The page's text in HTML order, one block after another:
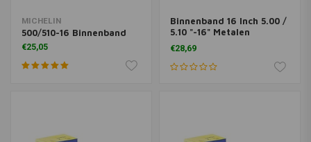
MICHELIN
500/510-16 Binnenband
€25,05
Binnenband 16 Inch 5.00 /
5.10 "-16" Metalen
Middenventiel
€28,69